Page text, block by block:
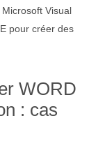
Visual
pour créer des
WORD
: cas